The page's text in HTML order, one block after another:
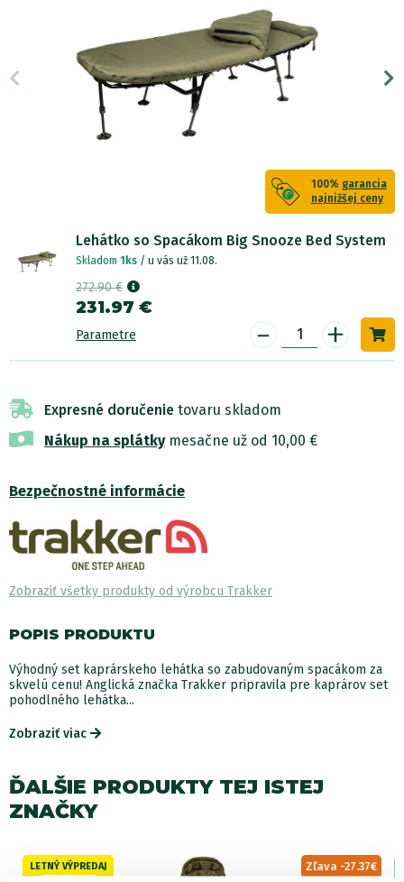
100% garancia
najnižšej ceny
Lehátko so Spacákom Big Snooze Bed System
Skladom 1ks / u vás už 11.08.
272.90 €
231.97 €
Parametre - +
Expresné doručenie tovaru skladom
Nákup na splátkymesačne už od 10,00 €
Bezpečnostné informácie
Zobraziť všetky produkty od výrobcu Trakker
POPIS PRODUKTU
Výhodný set kaprárskeho lehátka so zabudovaným spacákom za
skvelú cenu! Anglická značka Trakker pripravila pre kaprárov set
pohodlného lehátka...
Zobraziť viac
ĎALŠIE PRODUKTY TEJ ISTEJ
ZNAČKY
LETNÝ VÝPREDAJ Zľava -27.37€